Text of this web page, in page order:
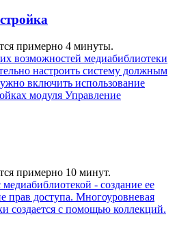
примерно 4 минуты.
возможностей медиабиблиотеки
настроить систему должным
включить использование
модуля Управление
примерно 10 минут.
- создание ее
прав доступа. Многоуровневая
создается с помощью коллекций.